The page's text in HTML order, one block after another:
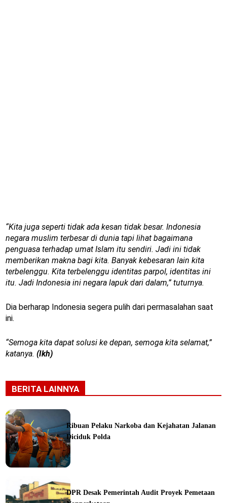
“Kita juga seperti tidak ada kesan tidak besar. Indonesia
negara muslim terbesar di dunia tapi lihat bagaimana
penguasa terhadap umat Islam itu sendiri. Jadi ini tidak
memberikan makna bagi kita. Banyak kebesaran lain kita
terbelenggu. Kita terbelenggu identitas parpol, identitas ini
itu. Jadi Indonesia ini negara lapuk dari dalam,” tuturnya.
Dia berharap Indonesia segera pulih dari permasalahan saat
ini.
“Semoga kita dapat solusi ke depan, semoga kita selamat,”
katanya. (Ikh)
BERITA LAINNYA
Ribuan Pelaku Narkoba dan Kejahatan Jalanan
Diciduk Polda
DPR Desak Pemerintah Audit Proyek Pemetaan